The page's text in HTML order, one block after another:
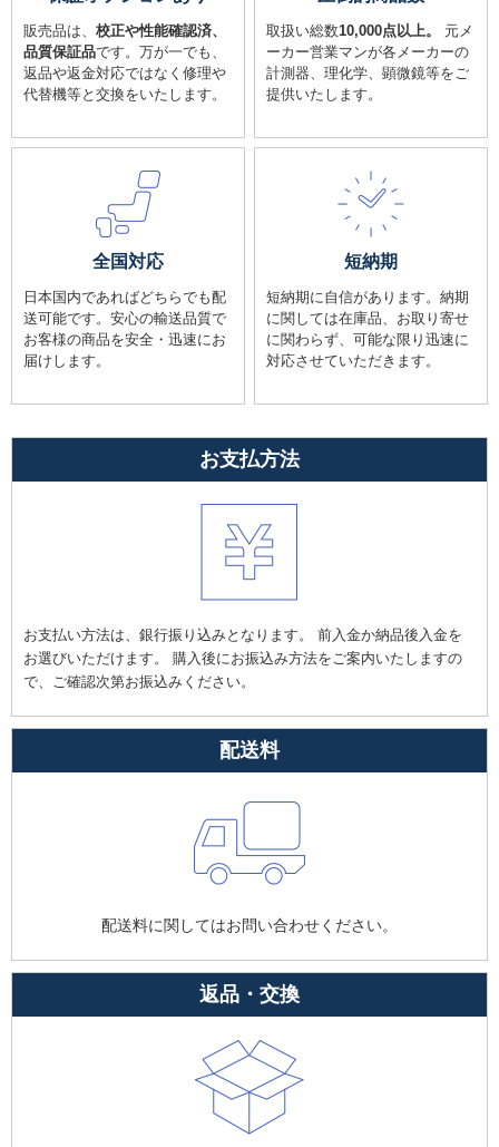
販売品は、 校正や性能確認済、
品質保証品です。万が一でも、
返品や返金対応ではなく修理や
代替機等と交換をいたします。
取扱い総数10,000点以上。
元メ
ーカー営業マンが各メーカーの
計測器、理化学、顕微鏡等をご
提供いたします。
全国対応
日本国内であればどちらでも配
送可能です。安心の輸送品質で
お客様の商品を安全・迅速にお
届けします。
短納期
短納期に自信があります。納期
に関しては在庫品、お取り寄せ
に関わらず、可能な限り迅速に
対応させていただきます。
お支払方法
お支払い方法は、銀行振り込みとなります。 前入金か納品後入金を
お選びいただけます。 購入後にお振込み方法をご案内いたしますの
で、ご確認次第お振込みください。
配送料
配送料に関してはお問い合わせください。
返品・交換